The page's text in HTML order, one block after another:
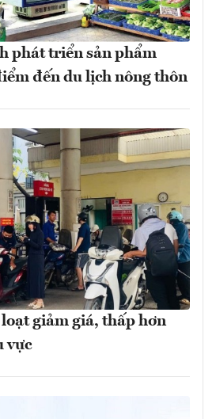
phát triển sản phẩm
đến du lịch nông thôn
giảm giá, thấp hơn
vực